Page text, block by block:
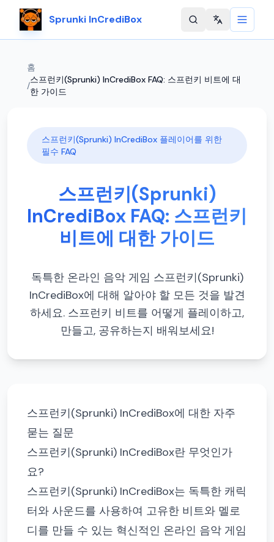
Sprunki InCrediBox Change
홈
/
스프런키(Sprunki) InCrediBox FAQ: 스프런키 비트에 대
한 가이드
스프런키(Sprunki) InCrediBox 플레이어를 위한
필수 FAQ
스프런키(Sprunki)
InCrediBox FAQ: 스프런키
비트에 대한 가이드
독특한 온라인 음악 게임 스프런키(Sprunki)
InCrediBox에 대해 알아야 할 모든 것을 발견
하세요. 스프런키 비트를 어떻게 플레이하고,
만들고, 공유하는지 배워보세요!
스프런키(Sprunki) InCrediBox에 대한 자주
묻는 질문
스프런키(Sprunki) InCrediBox란 무엇인가
요?
스프런키(Sprunki) InCrediBox는 독특한 캐릭
터와 사운드를 사용하여 고유한 비트와 멜로
디를 만들 수 있는 혁신적인 온라인 음악 게임